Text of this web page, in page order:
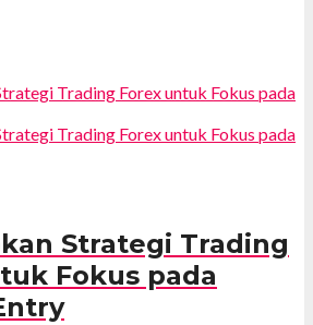
Strategi Trading
Fokus pada